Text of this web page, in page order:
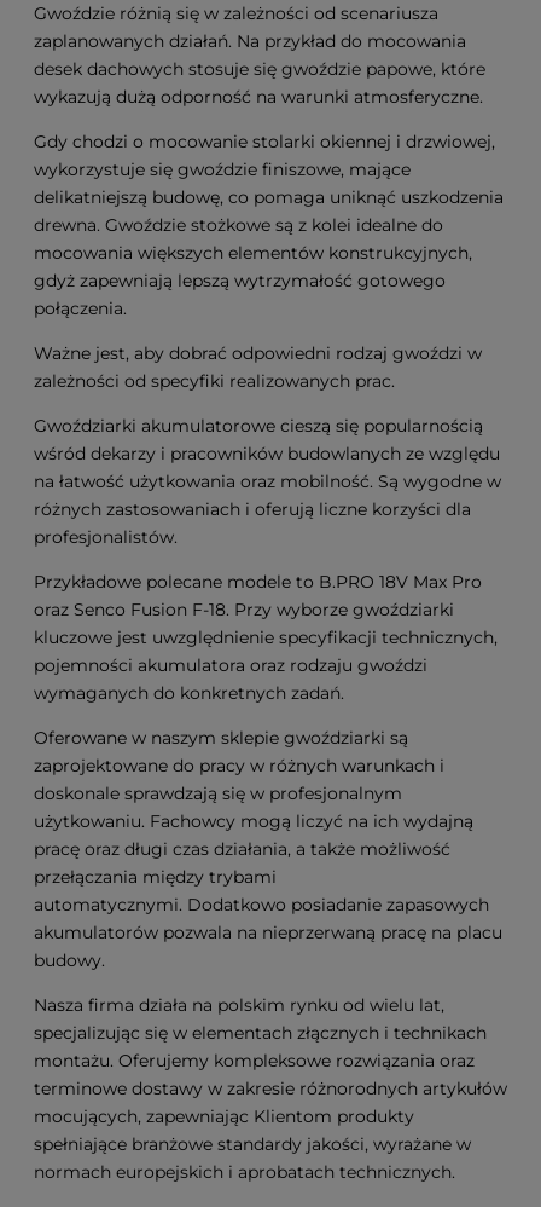
Gwoździe różnią się w zależności od scenariusza
zaplanowanych działań. Na przykład do mocowania
desek dachowych stosuje się gwoździe papowe, które
wykazują dużą odporność na warunki atmosferyczne.
Gdy chodzi o mocowanie stolarki okiennej i drzwiowej,
wykorzystuje się gwoździe finiszowe, mające
delikatniejszą budowę, co pomaga uniknąć uszkodzenia
drewna. Gwoździe stożkowe są z kolei idealne do
mocowania większych elementów konstrukcyjnych,
gdyż zapewniają lepszą wytrzymałość gotowego
połączenia.
Ważne jest, aby dobrać odpowiedni rodzaj gwoździ w
zależności od specyfiki realizowanych prac.
Gwoździarki akumulatorowe cieszą się popularnością
wśród dekarzy i pracowników budowlanych ze względu
na łatwość użytkowania oraz mobilność. Są wygodne w
różnych zastosowaniach i oferują liczne korzyści dla
profesjonalistów.
Przykładowe polecane modele to B.PRO 18V Max Pro
oraz Senco Fusion F-18. Przy wyborze gwoździarki
kluczowe jest uwzględnienie specyfikacji technicznych,
pojemności akumulatora oraz rodzaju gwoździ
wymaganych do konkretnych zadań.
Oferowane w naszym sklepie gwoździarki są
zaprojektowane do pracy w różnych warunkach i
doskonale sprawdzają się w profesjonalnym
użytkowaniu. Fachowcy mogą liczyć na ich wydajną
pracę oraz długi czas działania, a także możliwość
przełączania między trybami
automatycznymi. Dodatkowo posiadanie zapasowych
akumulatorów pozwala na nieprzerwaną pracę na placu
budowy.
Nasza firma działa na polskim rynku od wielu lat,
specjalizując się w elementach złącznych i technikach
montażu. Oferujemy kompleksowe rozwiązania oraz
terminowe dostawy w zakresie różnorodnych artykułów
mocujących, zapewniając Klientom produkty
spełniające branżowe standardy jakości, wyrażane w
normach europejskich i aprobatach technicznych.